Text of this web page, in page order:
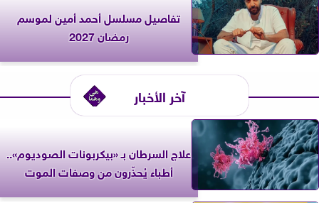
تفاصيل مسلسل أحمد أمين لموسم
رمضان 2027
آخر الأخبار
علاج السرطان بـ «بيكربونات الصوديوم»..
أطباء يُحذّرون من وصفات الموت